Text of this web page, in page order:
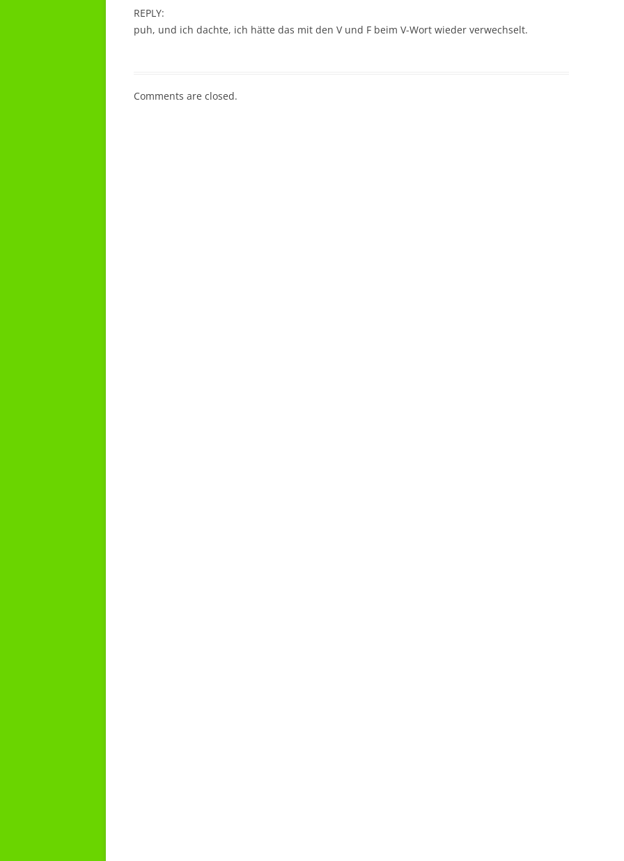
REPLY:
puh, und ich dachte, ich hätte das mit den V und F beim V-Wort wieder verwechselt.
Comments are closed.